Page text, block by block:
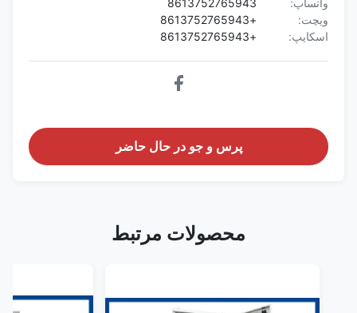
واتساپ:
8613752765943
ویچت:
+8613752765943
اسکایپ:
+8613752765943
پرس و جو در حال حاضر
محصولات مرتبط